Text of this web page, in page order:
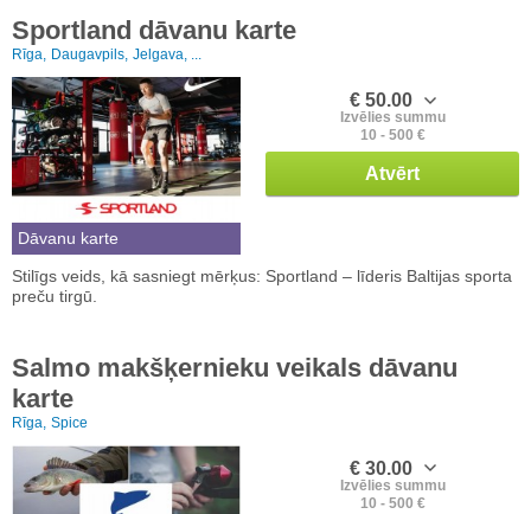
Sportland dāvanu karte
Rīga, Daugavpils, Jelgava, ...
Dāvanu karte
€ 50.00
Izvēlies summu
10 - 500 €
Atvērt
Stilīgs veids, kā sasniegt mērķus: Sportland – līderis Baltijas sporta
preču tirgū.
Salmo makšķernieku veikals dāvanu
karte
Rīga, Spice
€ 30.00
Izvēlies summu
10 - 500 €